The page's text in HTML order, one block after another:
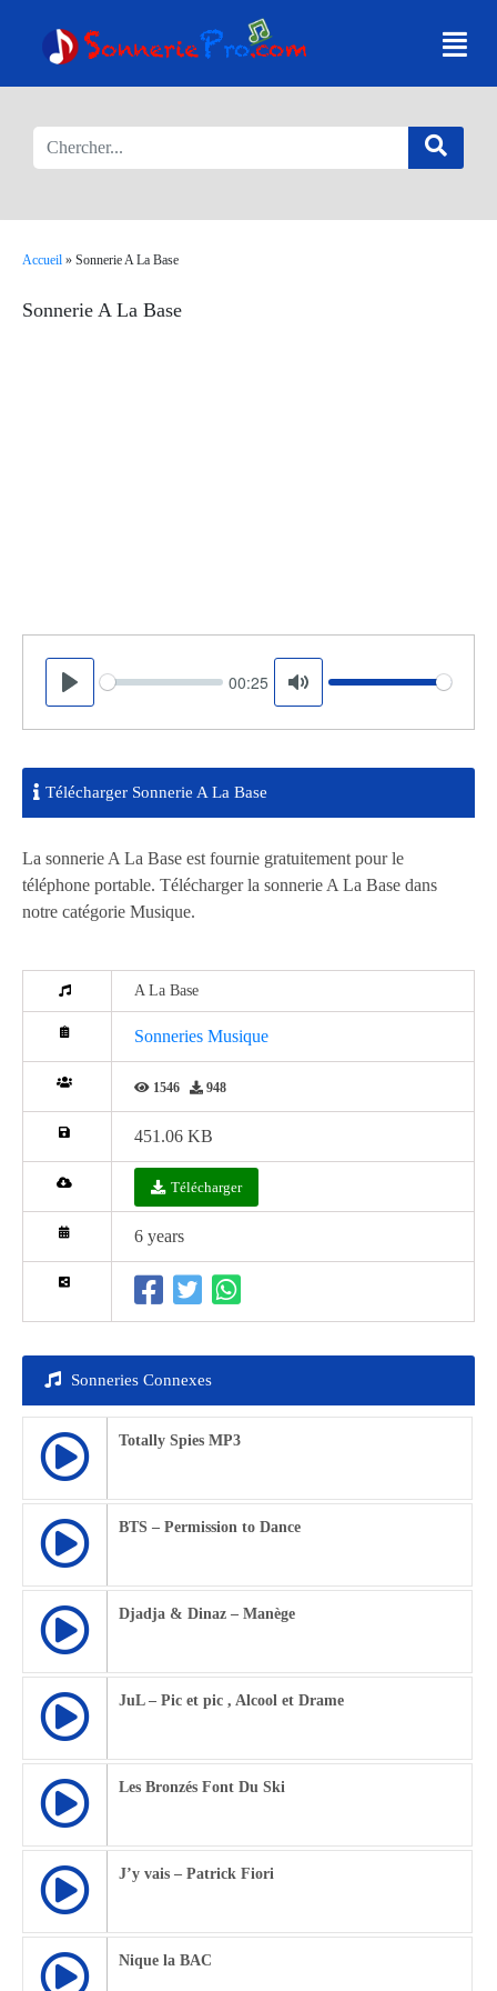
Accueil » Sonnerie A La Base
Sonnerie A La Base
Play
Seek 00:25
Mute
Volume
Télécharger Sonnerie A La Base
La sonnerie A La Base est fournie gratuitement pour le
téléphone portable. Télécharger la sonnerie A La Base dans
notre catégorie Musique.
A La Base
Sonneries Musique
1546 948
451.06 KB
Télécharger
6 years
Sonneries Connexes
Totally Spies MP3
BTS – Permission to Dance
Djadja & Dinaz – Manège
JuL – Pic et pic , Alcool et Drame
Les Bronzés Font Du Ski
J’y vais – Patrick Fiori
Nique la BAC